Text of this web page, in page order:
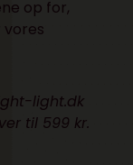
op for,
light.dk
til 599 kr.